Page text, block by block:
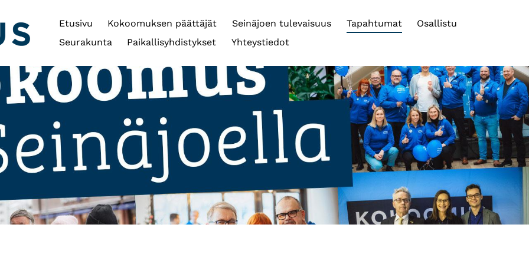
Etusivu Kokoomuksen päättäjät Seinäjoen tulevaisuus Tapahtumat
Osallistu
Seurakunta
Paikallisyhdistykset Yhteystiedot